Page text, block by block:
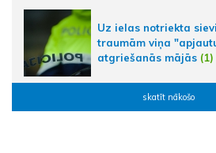
Uz ielas notriekta
traumām viņa
atgriešanās mājās (1)
skatīt nākošo